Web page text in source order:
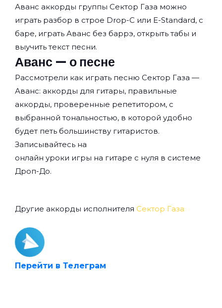
Аванс аккорды группы Сектор Газа можно
играть разбор в строе Drop-C или E-Standard, с
баре, играть Аванс без баррэ, открыть табы и
выучить текст песни.
Аванс — о песне
Рассмотрели как играть песню Сектор Газа —
Аванс: аккорды для гитары, правильные
аккорды, проверенные репетитором, с
выбранной тональностью, в которой удобно
будет петь большинству гитаристов.
Записывайтесь на
онлайн уроки игры на гитаре с нуля в системе
Дроп-До.
Другие аккорды исполнителя Сектор Газа
Перейти в Телеграм